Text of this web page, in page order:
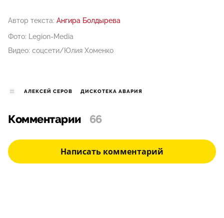
Автор текста: Ангира Болдырева
Фото: Legion-Media
Видео: соцсети/Юлия Хоменко
АЛЕКСЕЙ СЕРОВ ДИСКОТЕКА АВАРИЯ
Комментарии 66
Написать комментарий